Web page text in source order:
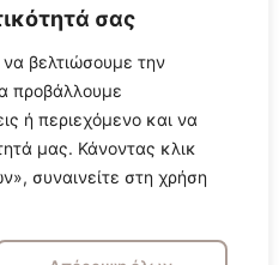
σας
βελτιώσουμε την
προβάλλουμε
ή περιεχόμενο και να
μας. Κάνοντας κλικ
συναινείτε στη χρήση